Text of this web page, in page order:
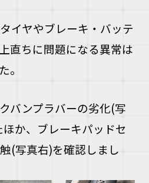
イヤやブレーキ・バッテ
直ちに問題になる異常は
。
バンプラバーの劣化(写
か、ブレーキパッドセ
(写真右)を確認しまし